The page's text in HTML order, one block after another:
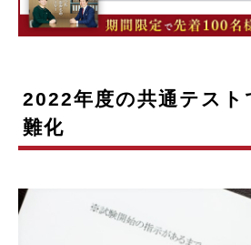
2022年度の共通テスト
難化